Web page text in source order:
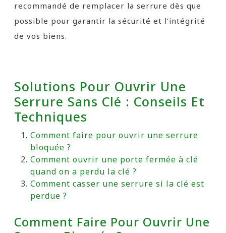
recommandé de remplacer la serrure dès que
possible pour garantir la sécurité et l’intégrité
de vos biens.
Solutions Pour Ouvrir Une
Serrure Sans Clé : Conseils Et
Techniques
Comment faire pour ouvrir une serrure
bloquée ?
Comment ouvrir une porte fermée à clé
quand on a perdu la clé ?
Comment casser une serrure si la clé est
perdue ?
Comment Faire Pour Ouvrir Une